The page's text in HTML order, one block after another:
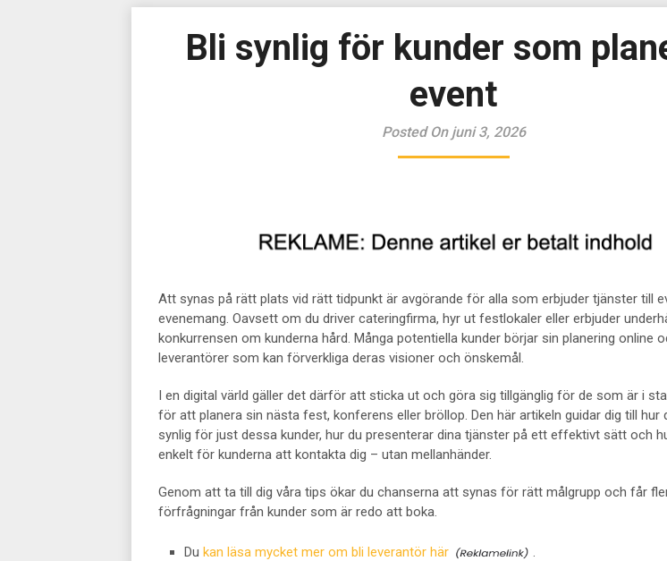
Bli synlig för kunder som
event
Posted On juni 3, 2026
Att synas på rätt plats vid rätt tidpunkt är avgörande för alla som erbjuder tjänster till
evenemang. Oavsett om du driver cateringfirma, hyr ut festlokaler eller erbjuder
konkurrensen om kunderna hård. Många potentiella kunder börjar sin planering online
leverantörer som kan förverkliga deras visioner och önskemål.
I en digital värld gäller det därför att sticka ut och göra sig tillgänglig för de som är i
för att planera sin nästa fest, konferens eller bröllop. Den här artikeln guidar dig till hur
synlig för just dessa kunder, hur du presenterar dina tjänster på ett effektivt sätt och
enkelt för kunderna att kontakta dig – utan mellanhänder.
Genom att ta till dig våra tips ökar du chanserna att synas för rätt målgrupp och får
förfrågningar från kunder som är redo att boka.
Du kan läsa mycket mer om bli leverantör här